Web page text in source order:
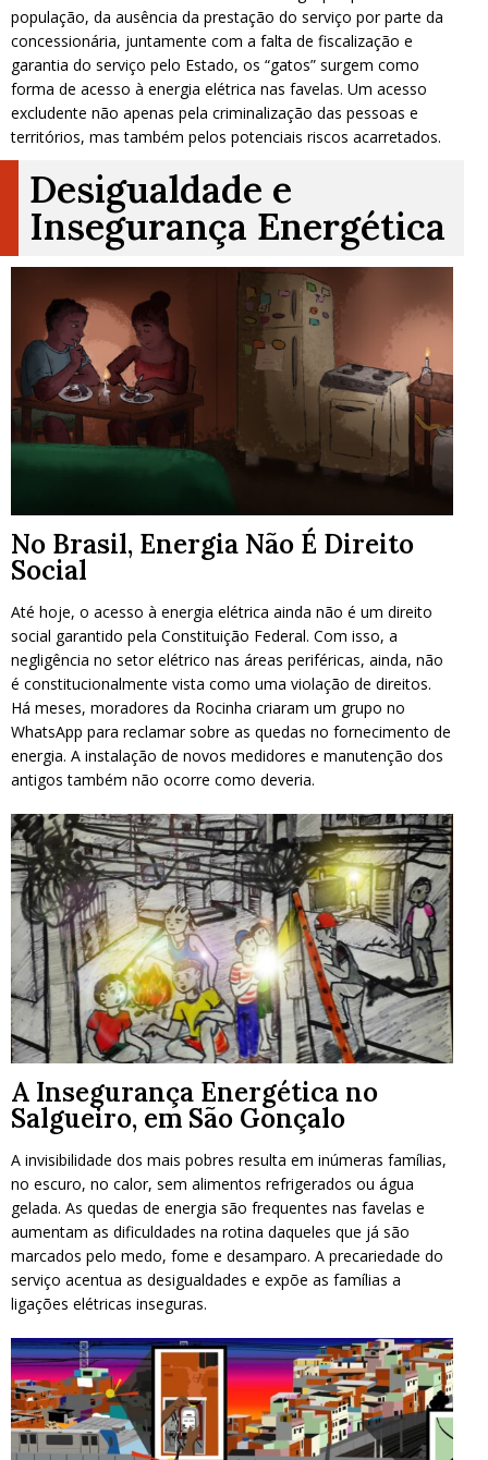
população, da ausência da prestação do serviço por parte da
concessionária, juntamente com a falta de fiscalização e
garantia do serviço pelo Estado, os “gatos” surgem como
forma de acesso à energia elétrica nas favelas. Um acesso
excludente não apenas pela criminalização das pessoas e
territórios, mas também pelos potenciais riscos acarretados.
Desigualdade e
Insegurança Energética
No Brasil, Energia Não É Direito
Social
Até hoje, o acesso à energia elétrica ainda não é um direito
social garantido pela Constituição Federal. Com isso, a
negligência no setor elétrico nas áreas periféricas, ainda, não
é constitucionalmente vista como uma violação de direitos.
Há meses, moradores da Rocinha criaram um grupo no
WhatsApp para reclamar sobre as quedas no fornecimento de
energia. A instalação de novos medidores e manutenção dos
antigos também não ocorre como deveria.
A Insegurança Energética no
Salgueiro, em São Gonçalo
A invisibilidade dos mais pobres resulta em inúmeras famílias,
no escuro, no calor, sem alimentos refrigerados ou água
gelada. As quedas de energia são frequentes nas favelas e
aumentam as dificuldades na rotina daqueles que já são
marcados pelo medo, fome e desamparo. A precariedade do
serviço acentua as desigualdades e expõe as famílias a
ligações elétricas inseguras.